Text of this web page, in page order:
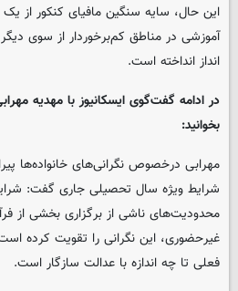
این حال، سایه سنگین مافیای کنکور از
آموزشی در مناطق کم‌برخوردار از سوی
انداز انداخته است.
در ادامه گفت‌گوی ایسکانیوز با مهدیه
بخوانید:
مهرابی درخصوص نگرانی‌های خانواده‌ها
شرایط ویژه سال تحصیلی جاری گفت:
محدودیت‌های ناشی از برگزاری بخشی از
غیرحضوری، این نگرانی را تقویت کرده
فعلی تا چه اندازه با عدالت سازگار است.